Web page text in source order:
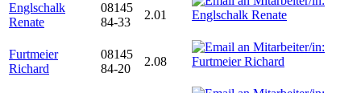
Englschalk
Renate
08145
84-33
2.01
Furtmeier
Richard
08145
84-20
2.08